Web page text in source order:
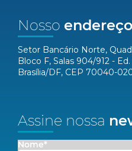
Nosso endereço
Setor Bancário Norte,
Bloco F, Salas 904/912 -
Brasília/DF, CEP 70040-
Assine nossa
Nome*